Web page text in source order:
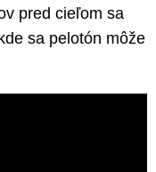
pred cieľom sa
sa pelotón môže